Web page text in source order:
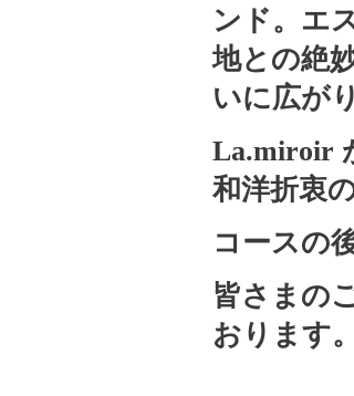
ンド。エ
地との絶
いに広が
La.miroir
和洋折衷
コースの
皆さまの
おります。